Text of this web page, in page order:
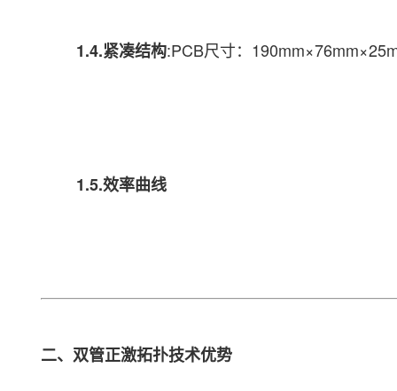
1.4.紧凑结构:PCB尺寸：
1.5.效率曲线
二、双管正激拓扑技术优势